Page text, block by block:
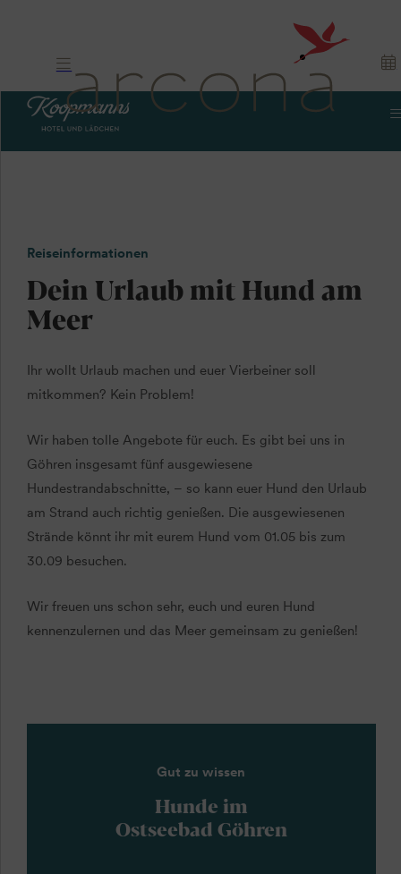
Ein Urlaub auf
vier Pfoten
Reiseinformationen
Dein Urlaub mit Hund am
Meer
Ihr wollt Urlaub machen und euer Vierbeiner soll
mitkommen? Kein Problem!
Wir haben tolle Angebote für euch. Es gibt bei uns in
Göhren insgesamt fünf ausgewiesene
Hundestrandabschnitte, – so kann euer Hund den Urlaub
am Strand auch richtig genießen. Die ausgewiesenen
Strände könnt ihr mit eurem Hund vom 01.05 bis zum
30.09 besuchen.
Wir freuen uns schon sehr, euch und euren Hund
kennenzulernen und das Meer gemeinsam zu genießen!
Gut zu wissen
Hunde im
Ostseebad Göhren